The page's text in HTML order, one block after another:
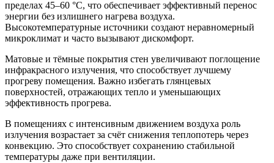
пределах 45–60 °C, что обеспечивает эффективный перенос
энергии без излишнего нагрева воздуха.
Высокотемпературные источники создают неравномерный
микроклимат и часто вызывают дискомфорт.
Матовые и тёмные покрытия стен увеличивают поглощение
инфракрасного излучения, что способствует лучшему
прогреву помещения. Важно избегать глянцевых
поверхностей, отражающих тепло и уменьшающих
эффективность прогрева.
В помещениях с интенсивным движением воздуха роль
излучения возрастает за счёт снижения теплопотерь через
конвекцию. Это способствует сохранению стабильной
температуры даже при вентиляции.